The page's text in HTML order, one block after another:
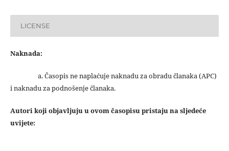
LICENSE
Naknada:
a. Časopis ne naplaćuje naknadu za obradu članaka (APC)
i naknadu za podnošenje članaka.
Autori koji objavljuju u ovom časopisu pristaju na sljedeće
uvijete: